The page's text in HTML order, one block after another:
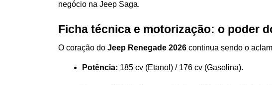
negócio na Jeep Saga.
Ficha técnica e motorização: o poder
O coração do Jeep Renegade 2026 continua sendo o
Potência: 185 cv (Etanol) / 176 cv (Gasolina).